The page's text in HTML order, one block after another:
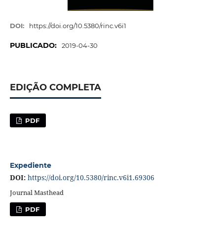
DOI: https://doi.org/10.5380/rinc.v6i1
PUBLICADO: 2019-04-30
EDIÇÃO COMPLETA
PDF
Expediente
DOI: https://doi.org/10.5380/rinc.v6i1.69306
Journal Masthead
PDF